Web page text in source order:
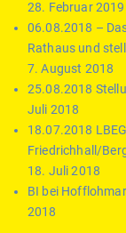
28. Februar 2019
06.08.2018 –
Rathaus und
7. August 2018
25.08.2018
Juli 2018
18.07.2018
Friedrichhall/
18. Juli 2018
BI bei
2018